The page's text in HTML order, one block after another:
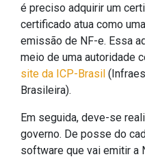
é preciso adquirir um
certificado atua como
emissão de NF-e. Essa
meio de uma autoridade
site da ICP-Brasil
Brasileira).
Em seguida, deve-se
governo. De posse do
software que vai emitir a